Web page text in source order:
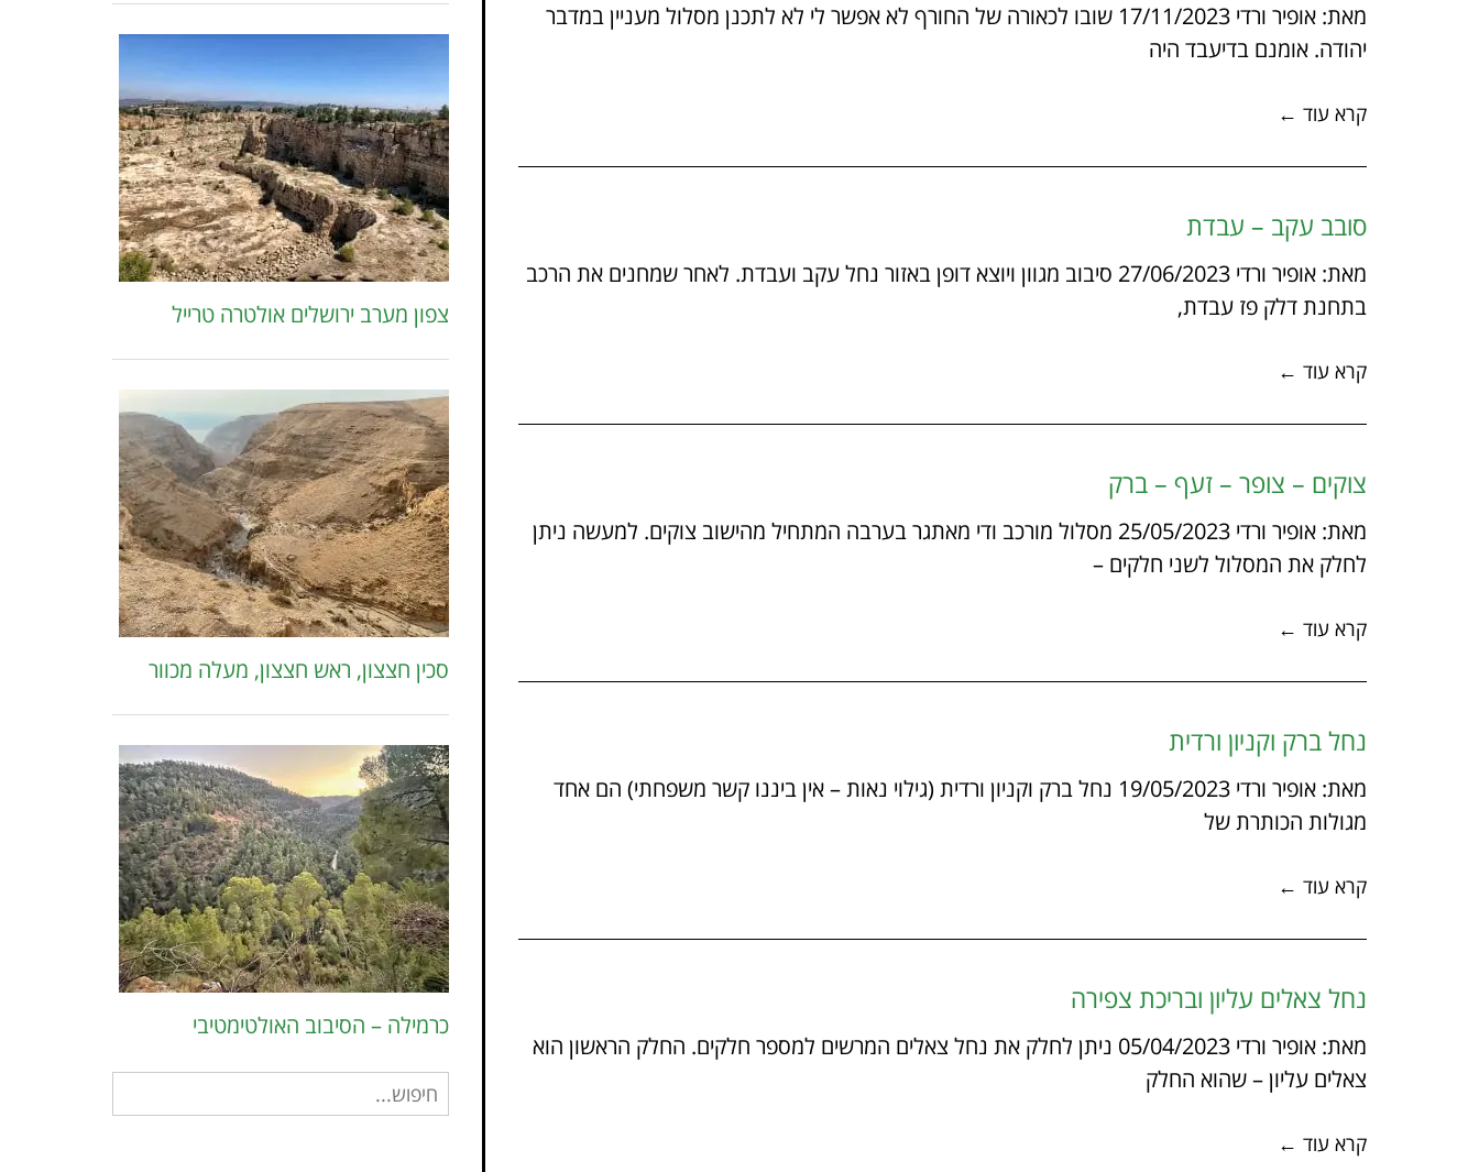
מאת: אופיר ורדי 17/11/2023 שובו לכאורה של החורף לא אפשר לי לא לתכנן מסלול מעניין במדבר
יהודה. אומנם בדיעבד היה
קרא עוד ←
סובב עקב – עבדת
מאת: אופיר ורדי 27/06/2023 סיבוב מגוון ויוצא דופן באזור נחל עקב ועבדת. לאחר שמחנים את הרכב
בתחנת דלק פז עבדת,
קרא עוד ←
צוקים – צופר – זעף – ברק
מאת: אופיר ורדי 25/05/2023 מסלול מורכב ודי מאתגר בערבה המתחיל מהישוב צוקים. למעשה ניתן
לחלק את המסלול לשני חלקים –
קרא עוד ←
נחל ברק וקניון ורדית
מאת: אופיר ורדי 19/05/2023 נחל ברק וקניון ורדית (גילוי נאות – אין ביננו קשר משפחתי) הם אחד
מגולות הכותרת של
קרא עוד ←
נחל צאלים עליון ובריכת צפירה
מאת: אופיר ורדי 05/04/2023 ניתן לחלק את נחל צאלים המרשים למספר חלקים. החלק הראשון הוא
צאלים עליון – שהוא החלק
קרא עוד ←
צפון מערב ירושלים אולטרה טרייל
סכין חצצון, ראש חצצון, מעלה מכוור
כרמילה – הסיבוב האולטימטיבי
חיפוש
עבור: